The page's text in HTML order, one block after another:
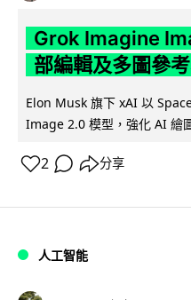
Grok Imagine
部編輯及多圖參
Elon Musk 旗下 xAI 以
Image 2.0 模型，強化 AI 繪
2 分享
人工智能